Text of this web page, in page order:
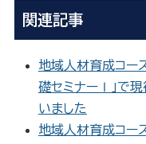
関連記事
地域人材育成コー
礎セミナーⅠ」で
いました
地域人材育成コー